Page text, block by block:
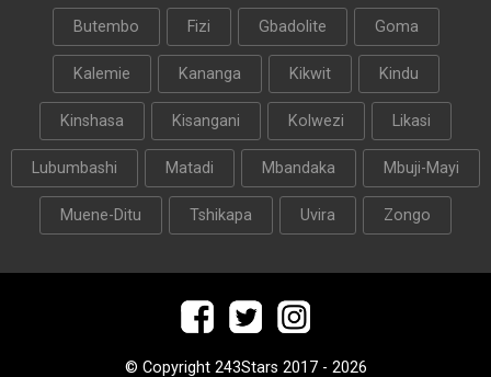
Butembo Fizi Gbadolite Goma
Kalemie Kananga Kikwit Kindu
Kinshasa Kisangani Kolwezi Likasi
Lubumbashi Matadi Mbandaka Mbuji-Mayi
Muene-Ditu Tshikapa Uvira Zongo
© Copyright 243Stars 2017 - 2026